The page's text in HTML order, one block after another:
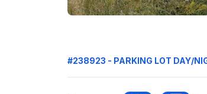
#238923 - PARKING LOT DAY/